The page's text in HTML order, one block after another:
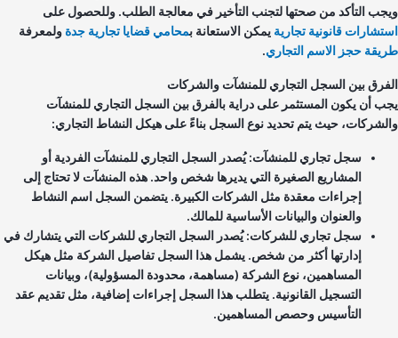
التأكد من صحتها لتجنب التأخير في معالجة الطلب. وللحصول على
قانونية تجاريةيمكن الاستعانة بمحامي قضايا تجارية جدةولمعرفة
حجز الاسم التجاري .
بين السجل التجاري للمنشآت والشركات
أن يكون المستثمر على دراية بالفرق بين السجل التجاري للمنشآت
حيث يتم تحديد نوع السجل بناءً على هيكل النشاط التجاري:
سجل تجاري للمنشآت: يُصدر السجل التجاري للمنشآت الفردية أو
المشاريع الصغيرة التي يديرها شخص واحد. هذه المنشآت لا تحتاج إلى
إجراءات معقدة مثل الشركات الكبيرة. يتضمن السجل اسم النشاط
والعنوان والبيانات الأساسية للمالك.
سجل تجاري للشركات: يُصدر السجل التجاري للشركات التي يتشارك في
إدارتها أكثر من شخص. يشمل هذا السجل تفاصيل الشركة مثل هيكل
المساهمين، نوع الشركة (مساهمة، محدودة المسؤولية)، وبيانات
التسجيل القانونية. يتطلب هذا السجل إجراءات إضافية، مثل تقديم عقد
التأسيس وحصص المساهمين.